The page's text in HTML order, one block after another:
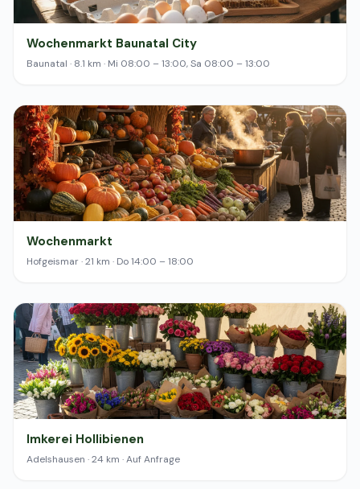
Wochenmarkt Baunatal City
Baunatal · 8.1 km · Mi 08:00 – 13:00, Sa 08:00 – 13:00
Wochenmarkt
Hofgeismar · 21 km · Do 14:00 – 18:00
Imkerei Hollibienen
Adelshausen · 24 km · Auf Anfrage